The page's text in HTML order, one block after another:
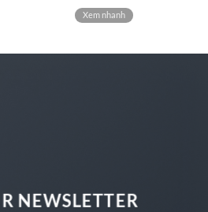
Xem nhanh
NEWSLETTER